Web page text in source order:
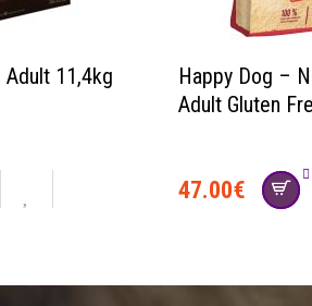
11,4kg
Happy Dog –
Adult Gluten
47.00€